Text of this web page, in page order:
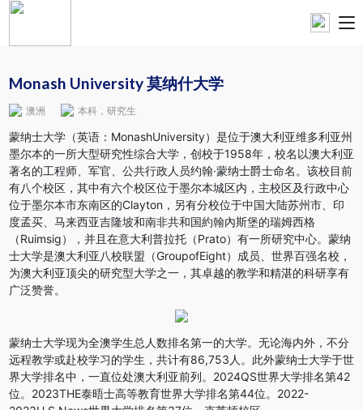
Monash University 莫纳什大学
澳洲 本科，研究生
蒙纳士大学（英语：MonashUniversity）是位于澳大利亚维多利亚州
墨尔本的一所大型研究性综合大学，创校于1958年，校名以澳大利亚
著名的工程师、军官、公共行政人员约翰·蒙纳士爵士命名。该校目前
有八个校区，其中有六个校区位于墨尔本城区内，主校区及行政中心
位于墨尔本市东南区的Clayton，另有分校位于中国大陆苏州市、印
度孟买、马来西亚吉隆坡和南非共和国約翰內斯堡的瑞姆西格
（Ruimsig），并且在意大利普拉托（Prato）有一所研究中心。蒙纳
士大学是澳大利亚八校联盟（GroupofEight）成员、世界百强名校，
为澳大利亚顶尖的研究型大学之一，其卓越的教学和精湛的科研享有
广泛赞誉。
蒙纳士大学现为全澳学生总人数排名第一的大学。无论海内外，不分
远程教学或赴校学习的学生，共计有86,753人。此外蒙纳士大学于世
界大学排名中，一直位处澳大利亚前列。2024QS世界大学排名第42
位。2023THE泰晤士高等教育世界大学排名第44位。2022-